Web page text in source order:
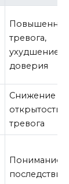
Повышенная
тревога,
ухудшение
доверия
Снижение
открытости,
тревога
Понимание